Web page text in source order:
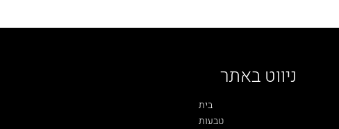
ניווט באתר
בית
טבעות